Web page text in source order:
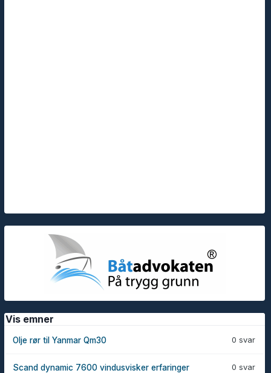
Vis emner
0 svar
Olje rør til Yanmar Qm30
0 svar
Scand dynamic 7600 vindusvisker erfaringer